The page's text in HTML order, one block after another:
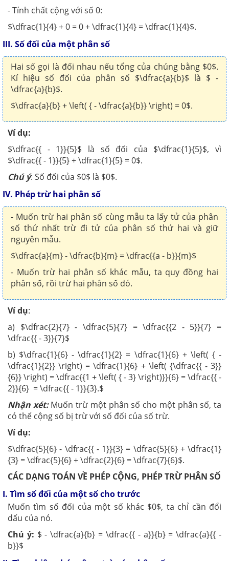
- Tính chất cộng với số 0:
$\dfrac{1}{4} + 0 = 0 + \dfrac{1}{4} = \dfrac{1}{4}$.
III. Số đối của một phân số
Hai số gọi là đối nhau nếu tổng của chúng bằng $0$.
Kí hiệu số đối của phân số $\dfrac{a}{b}$ là $ -
\dfrac{a}{b}$.
$\dfrac{a}{b} + \left( { - \dfrac{a}{b}} \right) = 0$.
Ví dụ:
$\dfrac{{ - 1}}{5}$ là số đối của $\dfrac{1}{5}$, vì
$\dfrac{{ - 1}}{5} + \dfrac{1}{5} = 0$.
Chú ý: Số đối của $0$ là $0$.
IV. Phép trừ hai phân số
- Muốn trừ hai phân số cùng mẫu ta lấy tử của phân
số thứ nhất trừ đi tử của phân số thứ hai và giữ
nguyên mẫu.
$\dfrac{a}{m} - \dfrac{b}{m} = \dfrac{{a - b}}{m}$
- Muốn trừ hai phân số khác mẫu, ta quy đồng hai
phân số, rồi trừ hai phân số đó.
Ví dụ:
a) $\dfrac{2}{7} - \dfrac{5}{7} = \dfrac{{2 - 5}}{7} =
\dfrac{{ - 3}}{7}$
b) $\dfrac{1}{6} - \dfrac{1}{2} = \dfrac{1}{6} + \left( { -
\dfrac{1}{2}} \right) = \dfrac{1}{6} + \left( {\dfrac{{ - 3}}
{6}} \right) = \dfrac{{1 + \left( { - 3} \right)}}{6} = \dfrac{{ -
2}}{6} = \dfrac{{ - 1}}{3}.$
Nhận xét: Muốn trừ một phân số cho một phân số, ta
có thể cộng số bị trừ với số đối của số trừ.
Ví dụ:
$\dfrac{5}{6} - \dfrac{{ - 1}}{3} = \dfrac{5}{6} + \dfrac{1}
{3} = \dfrac{5}{6} + \dfrac{2}{6} = \dfrac{7}{6}$.
CÁC DẠNG TOÁN VỀ PHÉP CỘNG, PHÉP TRỪ PHÂN SỐ
I. Tìm số đối của một số cho trước
Muốn tìm số đối của một số khác $0$, ta chỉ cần đổi
dấu của nó.
Chú ý: $ - \dfrac{a}{b} = \dfrac{{ - a}}{b} = \dfrac{a}{{ -
b}}$